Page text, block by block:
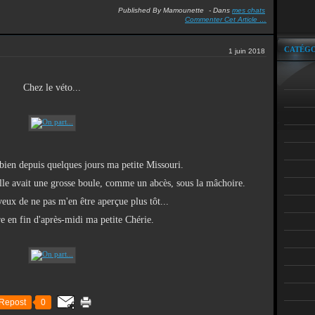
Published By Mamounette - Dans mes chats
Commenter Cet Article
1 juin 2018
Chez le véto...
depuis quelques jours ma petite Missouri.
avait une grosse boule, comme un abcès, sous la mâchoire.
de ne pas m'en être aperçue plus tôt...
en fin d'après-midi ma petite Chérie.
0